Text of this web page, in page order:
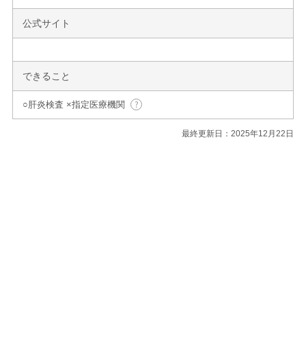
公式サイト
できること
○肝炎検査 ×指定医療機関
最終更新日：2025年12月22日